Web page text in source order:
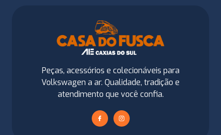
Peças, acessórios e colecionáveis para
Volkswagen a ar. Qualidade, tradição e
atendimento que você confia.